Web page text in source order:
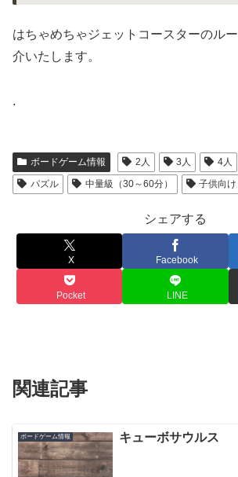
はちゃめちゃジェットコースターのル
介いたします。
.
ボードゲーム情報 2人 3人 4人
パズル
中量級（30～60分） 子供向け
シェアする
X Facebook
Pocket LINE
関連記事
ボードゲーム情報 キューボサウルス